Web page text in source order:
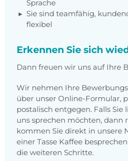
Sprache
Sie sind teamfähig,
flexibel
Erkennen Sie sich
Dann freuen wir uns auf Ihre
Wir nehmen Ihre
über unser Online-Formular,
postalisch entgegen. Falls
uns sprechen möchten, dann
kommen Sie direkt in unsere
einer Tasse Kaffee
die weiteren Schritte.